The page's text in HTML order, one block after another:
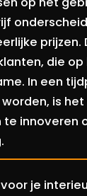
prijzen.
die
In een
is
innoveren
je